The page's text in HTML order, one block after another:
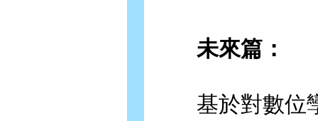
未來篇：
基於對數位孿